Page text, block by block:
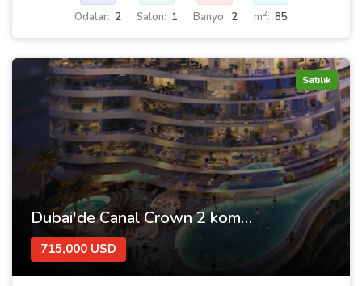
Odalar: 2 Salon: 1 Banyo: 2 m2: 85
Satılık
Dubai'de Canal Crown 2 kompleksi içinde satılık daireler
715,000 USD